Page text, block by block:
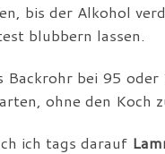
bis der Alkohol
blubbern lassen.
bei 95
ohne den Koch
ich tags darauf